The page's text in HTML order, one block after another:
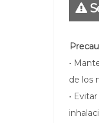
•
de los
•